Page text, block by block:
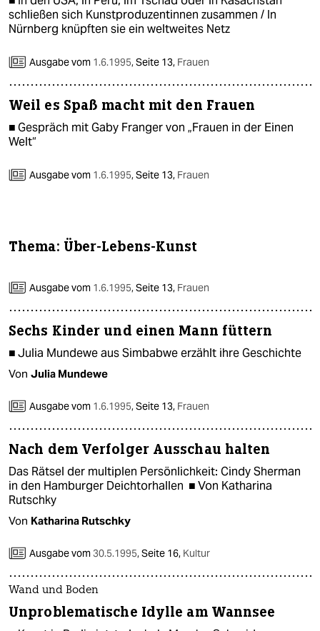
schließen sich Kunstproduzentinnen zusammen / In
Nürnberg knüpften sie ein weltweites Netz
Ausgabe vom 1.6.1995,Seite 13, Frauen
Weil es Spaß macht mit den Frauen
■ Gespräch mit Gaby Franger von „Frauen in der Einen
Welt“
Ausgabe vom 1.6.1995,Seite 13, Frauen
Thema: Über-Lebens-Kunst
Ausgabe vom 1.6.1995,Seite 13, Frauen
Sechs Kinder und einen Mann füttern
■ Julia Mundewe aus Simbabwe erzählt ihre Geschichte
Von Julia Mundewe
Ausgabe vom 1.6.1995,Seite 13, Frauen
Nach dem Verfolger Ausschau halten
Das Rätsel der multiplen Persönlichkeit: Cindy Sherman
in den Hamburger Deichtorhallen ■ Von Katharina
Rutschky
Von Katharina Rutschky
Ausgabe vom30.5.1995,Seite 16, Kultur
Wand und Boden
Unproblematische Idylle am Wannsee